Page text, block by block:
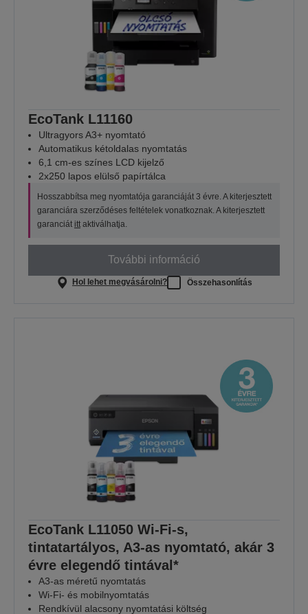
EcoTank L11160
Ultragyors A3+ nyomtató
Automatikus kétoldalas nyomtatás
6,1 cm-es színes LCD kijelző
2x250 lapos elülső papírtálca
Hosszabbítsa meg nyomtatója garanciáját 3 évre. A kiterjesztett
garanciára szerződéses feltételek vonatkoznak. A kiterjesztett
garanciát itt aktiválhatja.
További információ
Hol lehet megvásárolni? Összehasonlítás
EcoTank L11050 Wi-Fi-s,
tintatartályos, A3-as nyomtató, akár 3
évre elegendő tintával*
A3-as méretű nyomtatás
Wi-Fi- és mobilnyomtatás
Rendkívül alacsony nyomtatási költség